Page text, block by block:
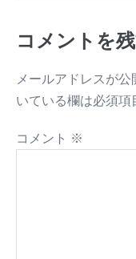
コメントを
メールアドレスが公
いている欄は必須項
コメント ※